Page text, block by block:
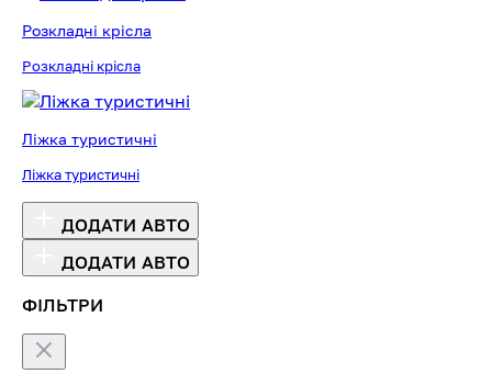
Розкладні крісла
Розкладні крісла
Ліжка туристичні
Ліжка туристичні
ДОДАТИ АВТО
ДОДАТИ АВТО
ФІЛЬТРИ